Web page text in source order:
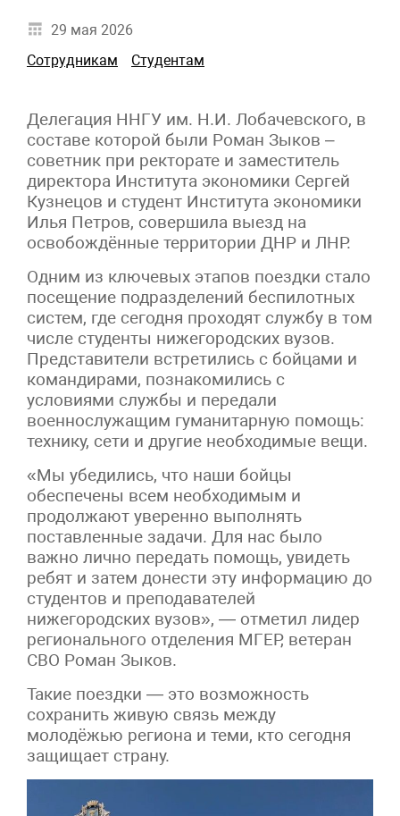
29 мая 2026
Сотрудникам
Студентам
Делегация ННГУ им. Н.И. Лобачевского, в
составе которой были Роман Зыков –
советник при ректорате и заместитель
директора Института экономики Сергей
Кузнецов и студент Института экономики
Илья Петров, совершила выезд на
освобождённые территории ДНР и ЛНР.
Одним из ключевых этапов поездки стало
посещение подразделений беспилотных
систем, где сегодня проходят службу в том
числе студенты нижегородских вузов.
Представители встретились с бойцами и
командирами, познакомились с
условиями службы и передали
военнослужащим гуманитарную помощь:
технику, сети и другие необходимые вещи.
«Мы убедились, что наши бойцы
обеспечены всем необходимым и
продолжают уверенно выполнять
поставленные задачи. Для нас было
важно лично передать помощь, увидеть
ребят и затем донести эту информацию до
студентов и преподавателей
нижегородских вузов», — отметил лидер
регионального отделения МГЕР, ветеран
СВО Роман Зыков.
Такие поездки — это возможность
сохранить живую связь между
молодёжью региона и теми, кто сегодня
защищает страну.